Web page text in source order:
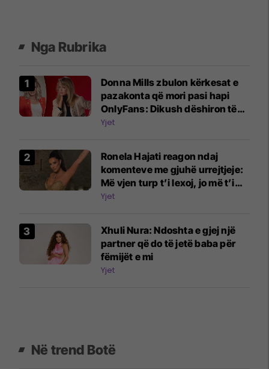
Nga Rubrika
Donna Mills zbulon kërkesat e
pazakonta që mori pasi hapi
OnlyFans: Dikush dëshiron të
më shohë duke shtypur rrush
Yjet
Ronela Hajati reagon ndaj
komenteve me gjuhë urrejtjeje:
Më vjen turp t’i lexoj, jo më t’i
shkruaj
Yjet
Xhuli Nura: Ndoshta e gjej një
partner që do të jetë baba për
fëmijët e mi
Yjet
Në trend Botë